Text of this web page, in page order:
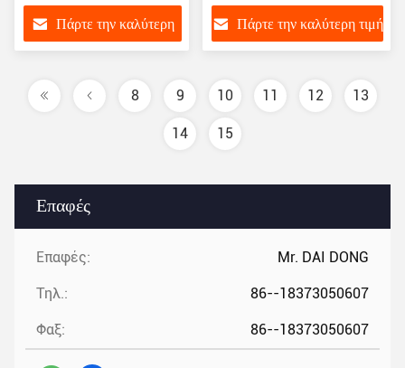
Επαφές
Επαφές: Mr. DAI DONG
Τηλ.: 86--18373050607
Φαξ: 86--18373050607
12V για Toyota Prado
Land Cruiser TRJ150
GRJ150 7GR 88320-
Πάρτε την καλύτερη
Corolla 8831002510
883101A660 CO11210C
Πάρτε την καλύτερη τιμή
8 9 10 11 12 13
14 15